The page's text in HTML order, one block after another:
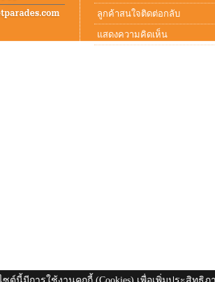
ลูกค้าสนใจติดต่อกลับ
แสดงความคิดเห็น